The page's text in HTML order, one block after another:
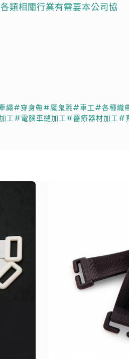
類相關行業有需要本公司協
繩#穿身帶#魔鬼氈#車工#各種織
工#電腦車縫加工#醫療器材加工#